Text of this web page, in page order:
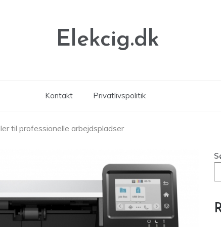
Elekcig.dk
Kontakt Privatlivspolitik
til professionelle arbejdspladser